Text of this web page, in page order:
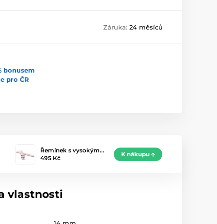
Záruka: 24 měsíců
bonusem
pro ČR
Řemínek s vysokým…
495 Kč
K nákupu
vlastnosti